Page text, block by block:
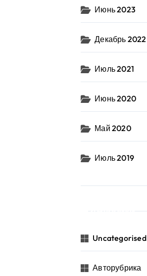
Июнь 2023
Декабрь 2022
Июль 2021
Июнь 2020
Май 2020
Июль 2019
Uncategorised
Авторубрика